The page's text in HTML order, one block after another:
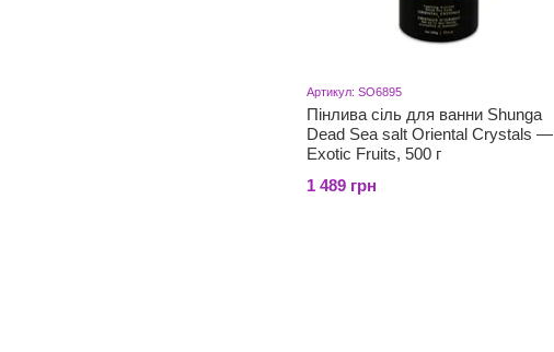
Артикул: SO6895
Пінлива сіль для ванни Shunga
Dead Sea salt Oriental Crystals —
Exotic Fruits, 500 г
1 489 грн